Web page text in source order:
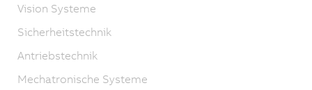
Vision Systeme
Sicherheitstechnik
Antriebstechnik
Mechatronische Systeme